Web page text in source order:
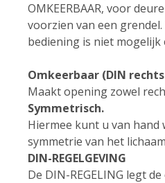
OMKEERBAAR, voor
voorzien van een
bediening is niet mogelijk
Omkeerbaar (DIN
Maakt opening zowel
Symmetrisch.
Hiermee kunt u van hand
symmetrie van het
DIN-REGELGEVING
De DIN-REGELING legt